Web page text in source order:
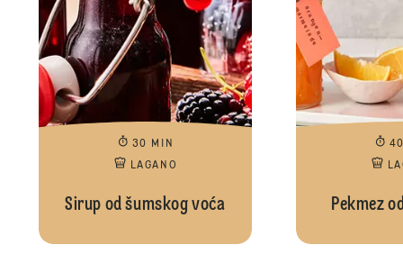
30 MIN
LAGANO
Sirup od šumskog voća Pekmez